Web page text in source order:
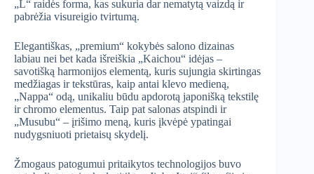
„L“ raidės forma, kas sukuria dar nematytą vaizdą ir
pabrėžia visureigio tvirtumą.
Elegantiškas, „premium“ kokybės salono dizainas
labiau nei bet kada išreiškia „Kaichou“ idėjas –
savotišką harmonijos elementą, kuris sujungia skirtingas
medžiagas ir tekstūras, kaip antai klevo medieną,
„Nappa“ odą, unikaliu būdu apdorotą japonišką tekstilę
ir chromo elementus. Taip pat salonas atspindi ir
„Musubu“ – įrišimo meną, kuris įkvėpė ypatingai
nudygsniuoti prietaisų skydelį.
Žmogaus patogumui pritaikytos technologijos buvo